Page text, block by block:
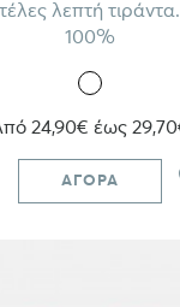
λεπτή
100%
24,90€ έως
ΑΓΟΡΆ